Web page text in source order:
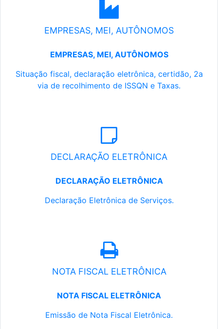
EMPRESAS, MEI, AUTÔNOMOS
EMPRESAS, MEI, AUTÔNOMOS
Situação fiscal, declaração eletrônica, certidão, 2a
via de recolhimento de ISSQN e Taxas.
DECLARAÇÃO ELETRÔNICA
DECLARAÇÃO ELETRÔNICA
Declaração Eletrônica de Serviços.
NOTA FISCAL ELETRÔNICA
NOTA FISCAL ELETRÔNICA
Emissão de Nota Fiscal Eletrônica.